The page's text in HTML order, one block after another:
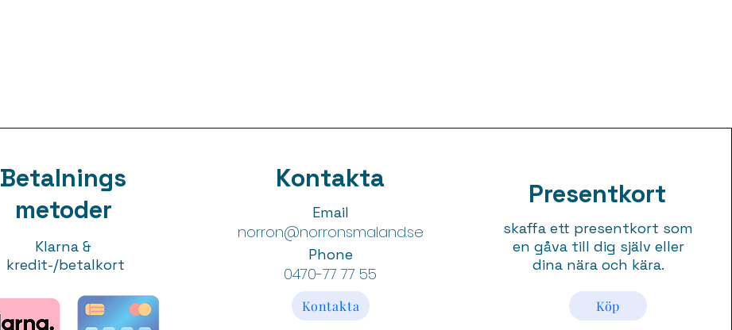
Betalnings
metoder
Klarna &
kredit-/betalkort
Kontakta
Email
norron@norronsmaland.se
Phone
0470-77 77 55
Kontakta
Presentkort
skaffa ett presentkort som
en gåva till dig själv eller
dina nära och kära.
Köp